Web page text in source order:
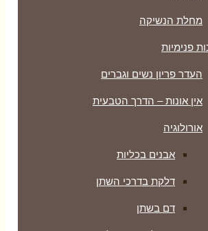
מחלת הנשיקה
פנימיות
העדר פריון נשים וגברים
אין אונות – הדרך הטבעית
אורולוגיה
אבנים בכליות
דלקת בדרכי השתן
דם בשתן